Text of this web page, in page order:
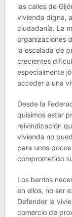
las calles de
vivienda digna,
ciudadanía. La
organizaciones
la escalada de
crecientes
especialmente
acceder a una
Desde la
quisimos estar
reivindicación
vivienda no
para unos
comprometido
Los barrios
en ellos, no ser
Defender la
comercio de